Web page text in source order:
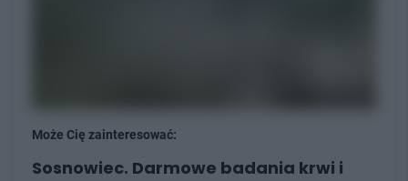
Może Cię zainteresować:
Sosnowiec. Darmowe badania krwi i